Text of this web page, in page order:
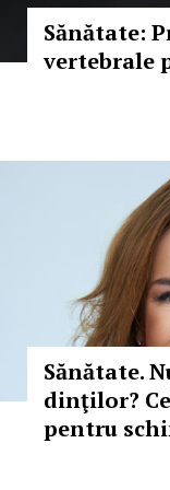
Sănătate:
vertebrale
Sănătate.
dinţilor?
pentru